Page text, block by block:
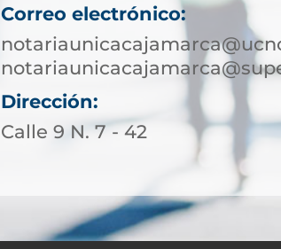
Correo electrónico:
Dirección:
Calle 9 N. 7 - 42